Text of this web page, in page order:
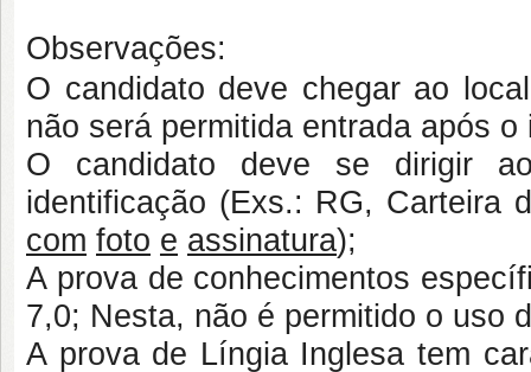
Observações:
O candidato deve chegar ao
não será permitida entrada após
O candidato deve se dirigir
identificação (Exs.: RG, Carteira
com foto e assinatura);
A prova de conhecimentos
7,0; Nesta, não é permitido o uso
A prova de Língia Inglesa tem